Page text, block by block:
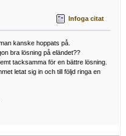
Infoga citat
kanske hoppats på.
bra lösning på eländet??
tacksamma för en bättre lösning.
letat sig in och till följd ringa en